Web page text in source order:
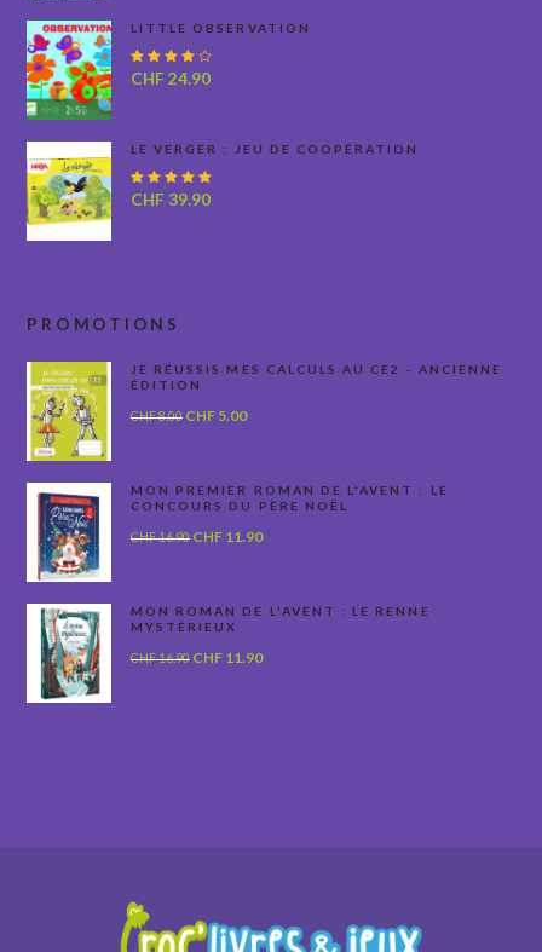
LITTLE OBSERVATION
Note
CHF 24.90
LE VERGER : JEU DE COOPÉRATION
Note
CHF 39.90
PROMOTIONS
JE RÉUSSIS MES CALCULS AU CE2 - ANCIENNE
ÉDITION
CHF8.00 Le
était :
CHF 8.00.
CHF5.00Le
est :
CHF 5.00.
MON PREMIER ROMAN DE L'AVENT : LE
CONCOURS DU PÈRE NOËL
CHF16.90 Le
était :
CHF 16.90.
CHF11.90Le
est :
MON ROMAN DE L'AVENT : LE RENNE
MYSTÉRIEUX
CHF16.90 Le
CHF11.90Le